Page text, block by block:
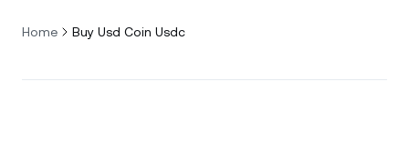
Home Buy Usd Coin Usdc